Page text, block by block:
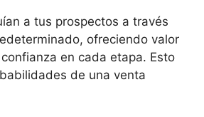
a tus prospectos a través
ofreciendo valor
en cada etapa. Esto
de una venta